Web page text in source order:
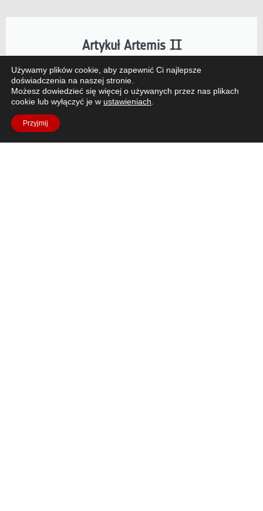
Artykuł Artemis II
Misja NASA Artemis II, napędzana przez Europejski
Moduł Serwisowy ESA (ESM), wyniosła ludzi dalej
niż kiedykolwiek wcześniej.
Używamy plików cookie, aby zapewnić Ci najlepsze
doświadczenia na naszej stronie.
Możesz dowiedzieć się więcej o używanych przez nas plikach
cookie lub wyłączyć je w ustawieniach
Przyjmij